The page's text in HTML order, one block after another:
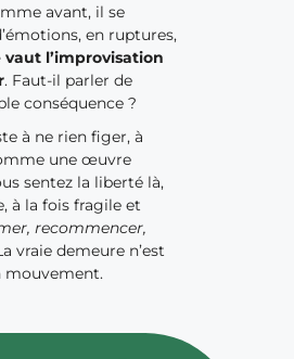
avant, il se
en ruptures,
vaut l’improvisation
. Faut-il parler de
conséquence ?
à ne rien figer, à
une œuvre
sentez la liberté là,
à la fois fragile et
recommencer,
vraie demeure n’est
mouvement.